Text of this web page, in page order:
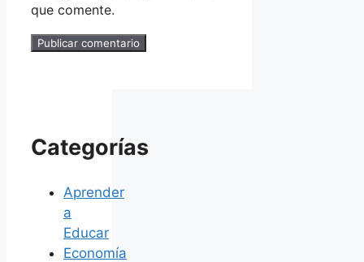
que comente.
Categorías
Aprender
a
Educar
Economía